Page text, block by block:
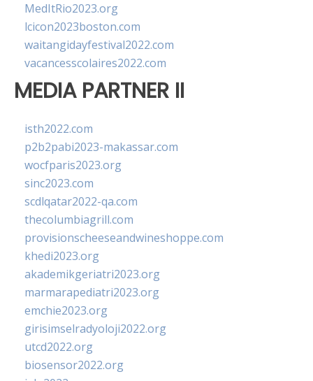
MedItRio2023.org
lcicon2023boston.com
waitangidayfestival2022.com
vacancesscolaires2022.com
MEDIA PARTNER II
isth2022.com
p2b2pabi2023-makassar.com
wocfparis2023.org
sinc2023.com
scdlqatar2022-qa.com
thecolumbiagrill.com
provisionscheeseandwineshoppe.com
khedi2023.org
akademikgeriatri2023.org
marmarapediatri2023.org
emchie2023.org
girisimselradyoloji2022.org
utcd2022.org
biosensor2022.org